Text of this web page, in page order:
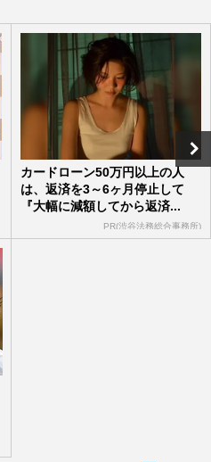
カードローン50万円以上の人
は、返済を3～6ヶ月停止して
『大幅に減額してから返済...
PR(渋谷法務総合事務所)